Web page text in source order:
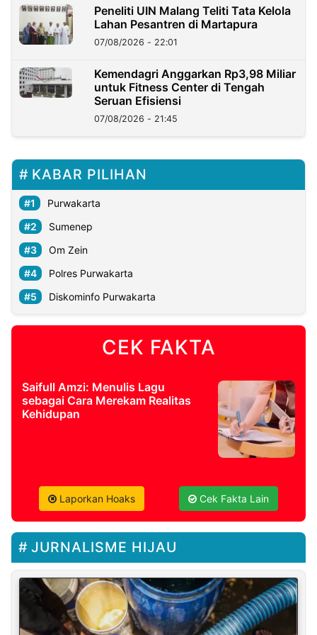
Peneliti UIN Malang Teliti Tata Kelola
Lahan Pesantren di Martapura
07/08/2026 - 22:01
Kemendagri Anggarkan Rp3,98 Miliar
untuk Fitness Center di Tengah
Seruan Efisiensi
07/08/2026 - 21:45
KABAR PILIHAN
Purwakarta
Sumenep
Om Zein
Polres Purwakarta
Diskominfo Purwakarta
CEK FAKTA
Saifull Amzi: Menulis Lagu
sebagai Cara Merekam Realitas
Kehidupan
Laporkan Hoaks Cek Fakta Lain
JURNALISME HIJAU